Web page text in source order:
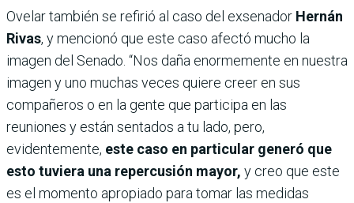
Ovelar también se refirió al caso del exsenador Hernán
Rivas, y mencionó que este caso afectó mucho la
imagen del Senado. “Nos daña enormemente en nuestra
imagen y uno muchas veces quiere creer en sus
compañeros o en la gente que participa en las
reuniones y están sentados a tu lado, pero,
evidentemente, este caso en particular generó que
esto tuviera una repercusión mayor, y creo que este
es el momento apropiado para tomar las medidas